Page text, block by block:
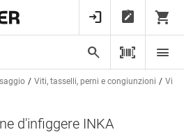
Viti, tasselli, perni e congiunzioni Viti
d'infiggere INKA